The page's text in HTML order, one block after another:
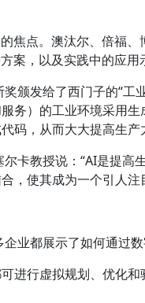
焦点。澳汰尔、倍福
案，以及实践中的应用
颁发给了西门子的“工
务）的工业环境采用
码，从而大大提高生产
卡教授说：“AI是提高
，使其成为一个引人
业都展示了如何通过
进行虚拟规划、优化